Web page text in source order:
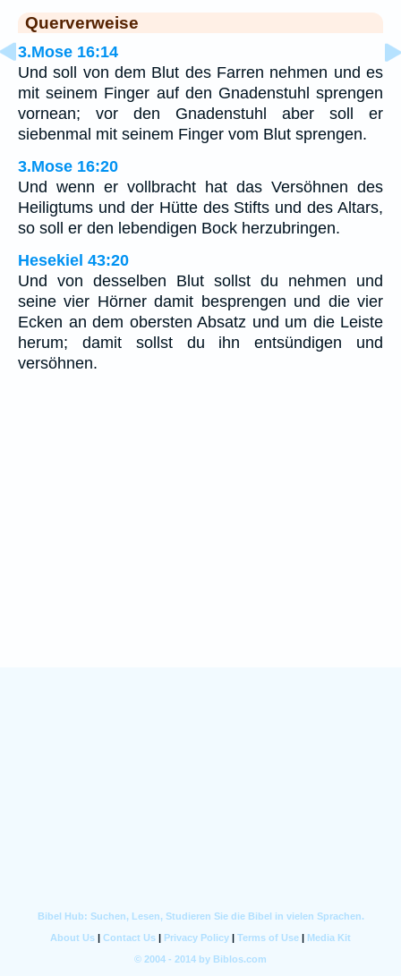
Querverweise
3.Mose 16:14
Und soll von dem Blut des Farren nehmen und es
mit seinem Finger auf den Gnadenstuhl sprengen
vornean; vor den Gnadenstuhl aber soll er
siebenmal mit seinem Finger vom Blut sprengen.
3.Mose 16:20
Und wenn er vollbracht hat das Versöhnen des
Heiligtums und der Hütte des Stifts und des Altars,
so soll er den lebendigen Bock herzubringen.
Hesekiel 43:20
Und von desselben Blut sollst du nehmen und
seine vier Hörner damit besprengen und die vier
Ecken an dem obersten Absatz und um die Leiste
herum; damit sollst du ihn entsündigen und
versöhnen.